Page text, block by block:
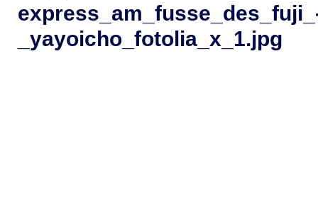
_yayoicho_fotolia_x_1.jpg